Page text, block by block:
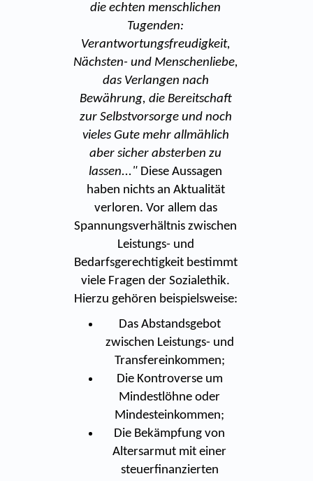
die echten menschlichen
Tugenden:
Verantwortungsfreudigkeit,
Nächsten- und Menschenliebe,
das Verlangen nach
Bewährung, die Bereitschaft
zur Selbstvorsorge und noch
vieles Gute mehr allmählich
aber sicher absterben zu
lassen..." Diese Aussagen
haben nichts an Aktualität
verloren. Vor allem das
Spannungsverhältnis zwischen
Leistungs- und
Bedarfsgerechtigkeit bestimmt
viele Fragen der Sozialethik.
Hierzu gehören beispielsweise:
Das Abstandsgebot
zwischen Leistungs- und
Transfereinkommen;
Die Kontroverse um
Mindestlöhne oder
Mindesteinkommen;
Die Bekämpfung von
Altersarmut mit einer
steuerfinanzierten